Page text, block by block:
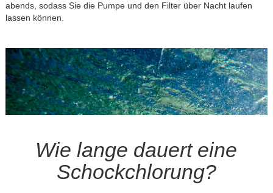
abends, sodass Sie die Pumpe und den Filter über Nacht laufen
lassen können.
Wie lange dauert eine
Schockchlorung?